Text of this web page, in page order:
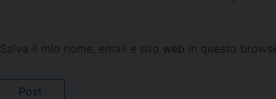
Salva il mio nome, email e sito web in questo